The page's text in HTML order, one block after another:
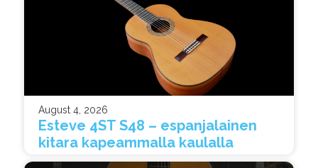
August 4, 2026
Esteve 4ST S48 – espanjalainen
kitara kapeammalla kaulalla